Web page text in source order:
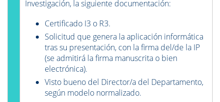
Investigación, la siguiente documentación:
Certificado I3 o R3.
Solicitud que genera la aplicación informática
tras su presentación, con la firma del/de la IP
(se admitirá la firma manuscrita o bien
electrónica).
Visto bueno del Director/a del Departamento,
según modelo normalizado.